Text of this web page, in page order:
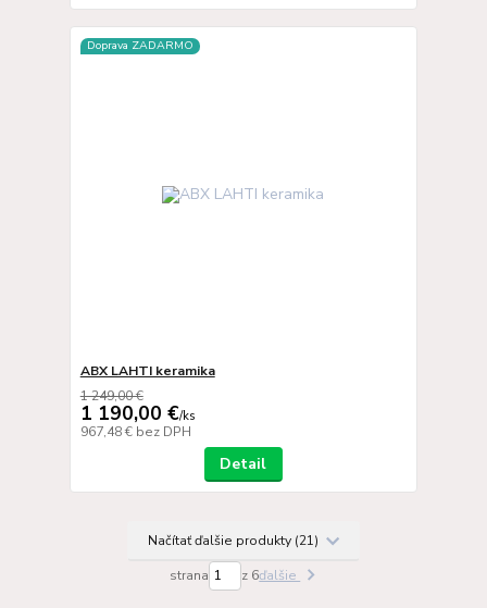
Doprava ZADARMO
ABX LAHTI keramika
1 249,00 €
1 190,00 €/ks
967,48 € bez DPH
Detail
Načítať ďalšie produkty (21)
strana z 6ďalšie